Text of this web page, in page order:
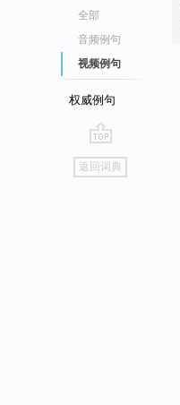
全部
音频例句
视频例句
权威例句
go
top
返回词典